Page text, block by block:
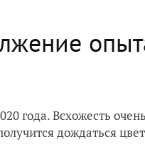
года. Всхожесть
дождаться